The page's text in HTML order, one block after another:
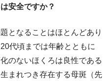
安全ですか？
となることはほとんどあり
代頃までは年齢とともに
のないほくろは良性である
まれつき存在する母斑（先